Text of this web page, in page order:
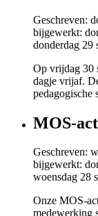
Geschreven:
bijgewerkt:
donderdag 29
Op vrijdag 30
dagje vrijaf.
pedagogische
MOS-
Geschreven:
bijgewerkt:
woensdag 28
Onze MOS-
medewerking